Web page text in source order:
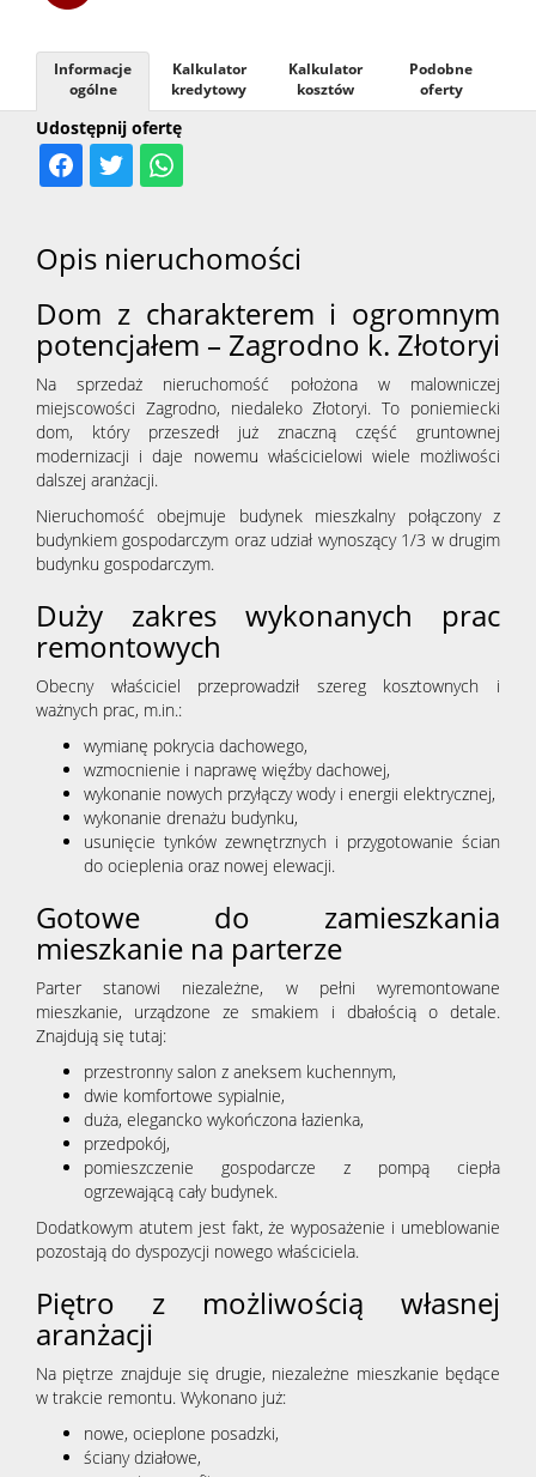
RODO
dla
chęć
zakupu
chęć
Udostępnij ofertę
Informacje
ogólne
Kalkulator
kredytowy
Kalkulator
kosztów
Podobne
oferty
Opis nieruchomości
Dom z charakterem i ogromnym
potencjałem – Zagrodno k. Złotoryi
Na sprzedaż nieruchomość położona w malowniczej
miejscowości Zagrodno, niedaleko Złotoryi. To poniemiecki
dom, który przeszedł już znaczną część gruntownej
modernizacji i daje nowemu właścicielowi wiele możliwości
dalszej aranżacji.
Nieruchomość obejmuje budynek mieszkalny połączony z
budynkiem gospodarczym oraz udział wynoszący 1/3 w drugim
budynku gospodarczym.
Duży zakres wykonanych prac
remontowych
Obecny właściciel przeprowadził szereg kosztownych i
ważnych prac, m.in.:
wymianę pokrycia dachowego,
wzmocnienie i naprawę więźby dachowej,
wykonanie nowych przyłączy wody i energii elektrycznej,
wykonanie drenażu budynku,
usunięcie tynków zewnętrznych i przygotowanie ścian
do ocieplenia oraz nowej elewacji.
Gotowe do zamieszkania
mieszkanie na parterze
Parter stanowi niezależne, w pełni wyremontowane
mieszkanie, urządzone ze smakiem i dbałością o detale.
Znajdują się tutaj:
przestronny salon z aneksem kuchennym,
dwie komfortowe sypialnie,
duża, elegancko wykończona łazienka,
przedpokój,
pomieszczenie gospodarcze z pompą ciepła
ogrzewającą cały budynek.
Dodatkowym atutem jest fakt, że wyposażenie i umeblowanie
pozostają do dyspozycji nowego właściciela.
Piętro z możliwością własnej
aranżacji
Na piętrze znajduje się drugie, niezależne mieszkanie będące
w trakcie remontu. Wykonano już:
nowe, ocieplone posadzki,
ściany działowe,